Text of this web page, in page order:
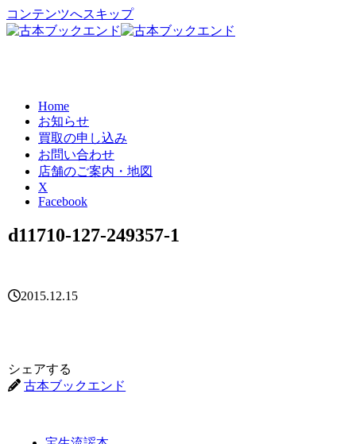
コンテンツへスキップ
Home
お知らせ
買取の申し込み
お問い合わせ
店舗のご案内・地図
X
Facebook
d11710-127-249357-1
2015.12.15
シェアする
古本ブックエンド